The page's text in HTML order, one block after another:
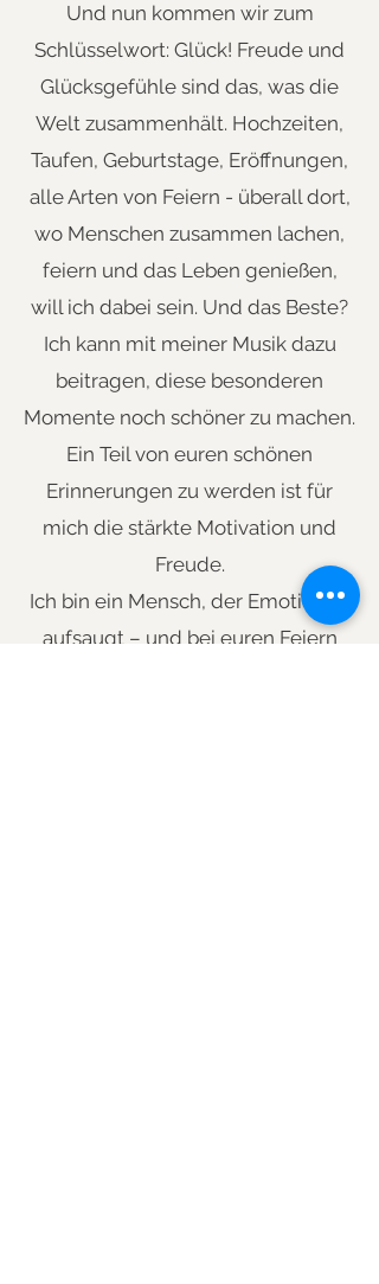
Und nun kommen wir zum
Schlüsselwort: Glück! Freude und
Glücksgefühle sind das, was die
Welt zusammenhält. Hochzeiten,
Taufen, Geburtstage, Eröffnungen,
alle Arten von Feiern - überall dort,
wo Menschen zusammen lachen,
feiern und das Leben genießen,
will ich dabei sein. Und das Beste?
Ich kann mit meiner Musik dazu
beitragen, diese besonderen
Momente noch schöner zu machen.
Ein Teil von euren schönen
Erinnerungen zu werden ist für
mich die stärkte Motivation und
Freude.
Ich bin ein Mensch, der Emotionen
aufsaugt – und bei euren Feiern